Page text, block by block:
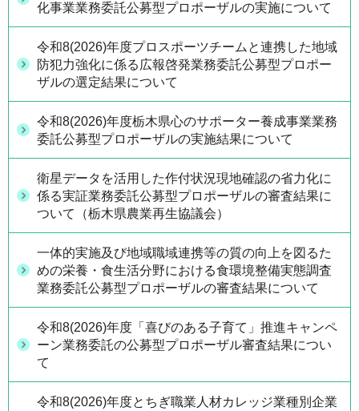
化事業業務委託公募型プロポーザルの実施について
令和8(2026)年度プロスポーツチームと連携した地域
防犯力強化に係る広報啓発業務委託公募型プロポー
ザルの選定結果について
令和8(2026)年度栃木県心のサポーター養成事業業務
委託公募型プロポーザルの実施結果について
衛星データを活用した作付状況現地確認の省力化に
係る実証業務委託公募型プロポーザルの審査結果に
ついて（栃木県農業再生協議会）
一体的実施及び地域職域連携等の質の向上を図るた
めの栄養・食生活分野における食環境整備実態調査
業務委託公募型プロポーザルの審査結果について
令和8(2026)年度「喜びのある子育て」推進キャンペ
ーン業務委託の公募型プロポーザル審査結果につい
て
令和8(2026)年度とちぎ職業人材カレッジ業種別企業